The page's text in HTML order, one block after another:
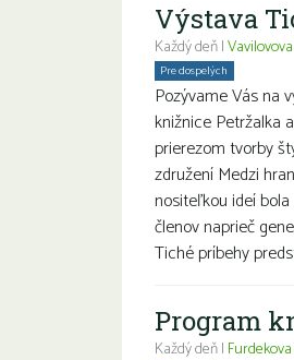
Výstava
Každý deň |
Pre dospelých
Pozývame Vás na
knižnice Petržalka
prierezom tvorby
združení Medzi
nositeľkou ideí
členov naprieč
Tiché príbehy
Program
Každý deň | Furdekova